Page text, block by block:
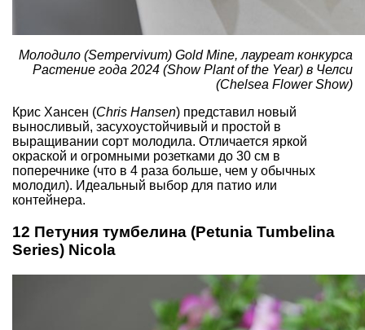
Молодило (Sempervivum) Gold Mine, лауреат конкурса
Растение года 2024 (Show Plant of the Year) в Челси
(Chelsea Flower Show)
Крис Хансен (Chris Hansen) представил новый
выносливый, засухоустойчивый и простой в
выращивании сорт молодила. Отличается яркой
окраской и огромными розетками до 30 см в
поперечнике (что в 4 раза больше, чем у обычных
молодил). Идеальный выбор для патио или
контейнера.
12 Петуния тумбелина (Petunia Tumbelina
Series) Nicola